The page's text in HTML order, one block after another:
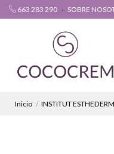
663 283 290 SOBRE
Inicio INSTITUT ESTHEDERM